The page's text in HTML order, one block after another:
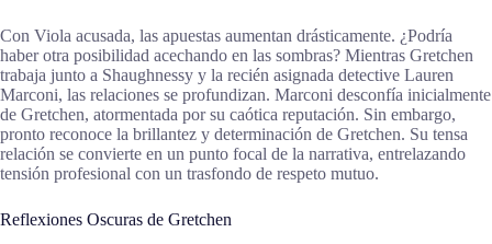
Con Viola acusada, las apuestas aumentan drásticamente. ¿Podría
haber otra posibilidad acechando en las sombras? Mientras Gretchen
trabaja junto a Shaughnessy y la recién asignada detective Lauren
Marconi, las relaciones se profundizan. Marconi desconfía inicialmente
de Gretchen, atormentada por su caótica reputación. Sin embargo,
pronto reconoce la brillantez y determinación de Gretchen. Su tensa
relación se convierte en un punto focal de la narrativa, entrelazando
tensión profesional con un trasfondo de respeto mutuo.
Reflexiones Oscuras de Gretchen